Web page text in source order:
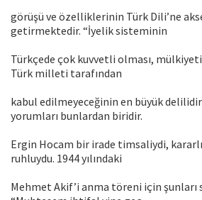
görüşü ve özelliklerinin Türk Dili’ne
getirmektedir. “İyelik sisteminin
Türkçede çok kuvvetli olması,
Türk milleti tarafından
kabul edilmeyeceğinin en büyük
yorumları bunlardan biridir.
Ergin Hocam bir irade timsaliydi,
ruhluydu. 1944 yılındaki
Mehmet Akif’i anma töreni için şunları